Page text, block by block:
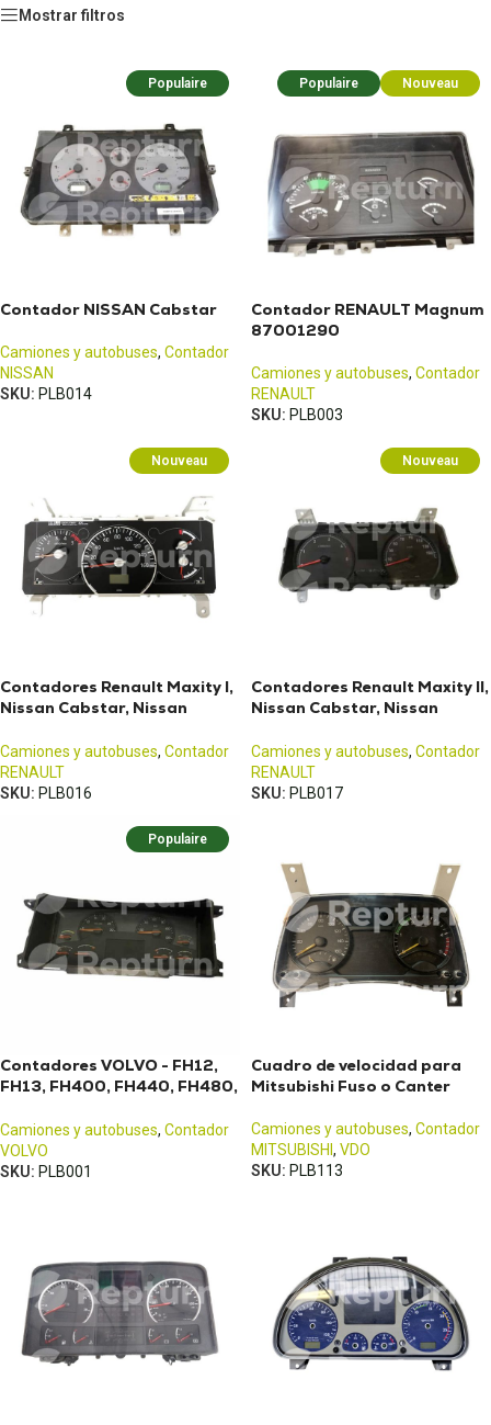
Mostrar filtros
Populaire
Contador NISSAN Cabstar
Camiones y autobuses, Contador
NISSAN
SKU: PLB014
Populaire Nouveau
Contador RENAULT Magnum
87001290
Camiones y autobuses, Contador
RENAULT
SKU: PLB003
Nouveau
Contadores Renault Maxity I,
Nissan Cabstar, Nissan
Camiones y autobuses, Contador
RENAULT
SKU: PLB016
Nouveau
Contadores Renault Maxity II,
Nissan Cabstar, Nissan
Camiones y autobuses, Contador
RENAULT
SKU: PLB017
Populaire
Contadores VOLVO - FH12,
FH13, FH400, FH440, FH480,
Camiones y autobuses, Contador
VOLVO
SKU: PLB001
Cuadro de velocidad para
Mitsubishi Fuso o Canter
Camiones y autobuses, Contador
MITSUBISHI , VDO
SKU: PLB113